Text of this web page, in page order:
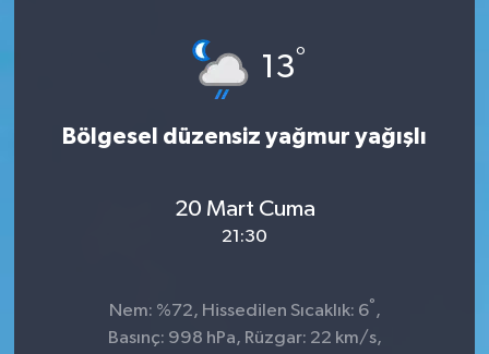
13°
Bölgesel düzensiz yağmur yağışlı
20 Mart Cuma
21:30
Nem: %72, Hissedilen Sıcaklık: 6° ,
Basınç: 998 hPa, Rüzgar: 22 km/s,